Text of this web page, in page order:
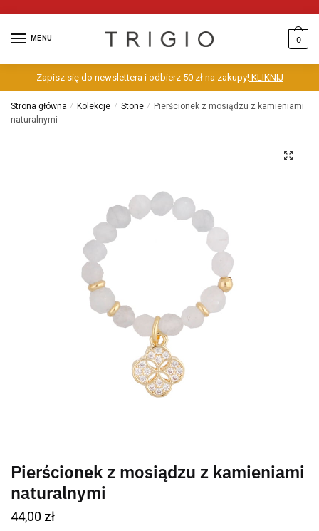
MENU 0
Zapisz się do newslettera i odbierz 50 zł na zakupy!KLIKNIJ
Strona główna / Kolekcje / Stone /
Pierścionek z mosiądzu z kamieniami
naturalnymi
Pierścionek z mosiądzu z kamieniami
naturalnymi
44,00 zł